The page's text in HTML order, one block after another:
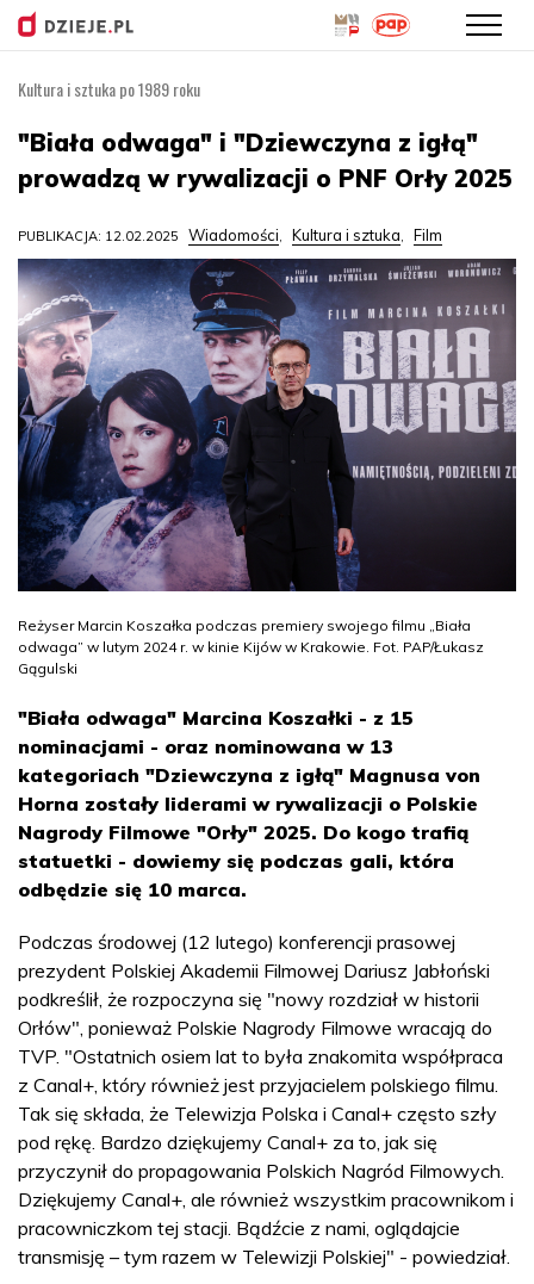
treści
Kultura i sztuka po 1989 roku
"Biała odwaga" i "Dziewczyna z igłą"
prowadzą w rywalizacji o PNF Orły 2025
PUBLIKACJA: 12.02.2025 Wiadomości, Kultura i sztuka, Film
Reżyser Marcin Koszałka podczas premiery swojego filmu „Biała
odwaga” w lutym 2024 r. w kinie Kijów w Krakowie. Fot. PAP/Łukasz
Gągulski
"Biała odwaga" Marcina Koszałki - z 15
nominacjami - oraz nominowana w 13
kategoriach "Dziewczyna z igłą" Magnusa von
Horna zostały liderami w rywalizacji o Polskie
Nagrody Filmowe "Orły" 2025. Do kogo trafią
statuetki - dowiemy się podczas gali, która
odbędzie się 10 marca.
Podczas środowej (12 lutego) konferencji prasowej
prezydent Polskiej Akademii Filmowej Dariusz Jabłoński
podkreślił, że rozpoczyna się "nowy rozdział w historii
Orłów", ponieważ Polskie Nagrody Filmowe wracają do
TVP. "Ostatnich osiem lat to była znakomita współpraca
z Canal+, który również jest przyjacielem polskiego filmu.
Tak się składa, że Telewizja Polska i Canal+ często szły
pod rękę. Bardzo dziękujemy Canal+ za to, jak się
przyczynił do propagowania Polskich Nagród Filmowych.
Dziękujemy Canal+, ale również wszystkim pracownikom i
pracowniczkom tej stacji. Bądźcie z nami, oglądajcie
transmisję – tym razem w Telewizji Polskiej" - powiedział.